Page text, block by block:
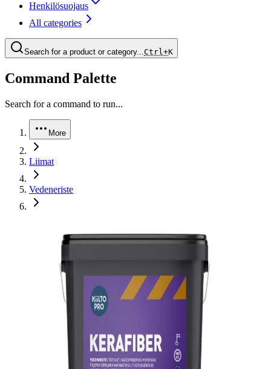
Henkilösuojaus
All categories
Search for a product or category...Ctrl+K
Command Palette
Search for a command to run...
More
Liimat
Vedeneriste